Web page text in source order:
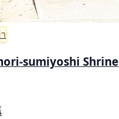
sumiyoshi Shrine